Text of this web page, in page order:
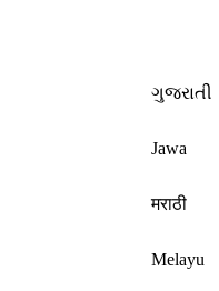
ગુજરાતી
Jawa
मराठी
Melayu